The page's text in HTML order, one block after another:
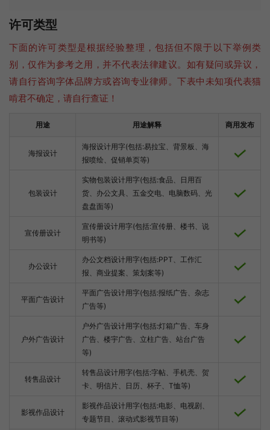
许可类型
下面的许可类型是根据经验整理，包括但不限于以下举例类
别，仅作为参考之用，并不代表法律建议。如有疑问或异议，
请自行咨询字体品牌方或咨询专业律师。下表中未知项代表猫
啃君不确定，请自行查证！
用途 用途解释 商用发布
海报设计
海报设计用字(包括:易拉宝、背景板、海
报喷绘、促销单页等)
包装设计
实物包装设计用字(包括:食品、日用百
货、办公文具、五金交电、电脑数码、光
盘盘面等)
宣传册设计
宣传册设计用字(包括:宣传册、楼书、说
明书等)
办公设计
办公文档设计用字(包括:PPT、工作汇
报、商业提案、策划案等)
平面广告设计
平面广告设计用字(包括:报纸广告、杂志
广告等)
户外广告设计
户外广告设计用字(包括:灯箱广告、车身
广告、楼宇广告、立柱广告、站台广告
等)
转售品设计
转售品设计用字(包括:字帖、手机壳、贺
卡、明信片、日历、杯子、T恤等)
影视作品设计
影视作品设计用字(包括:电影、电视剧、
专题节目、滚动式影视节目等)